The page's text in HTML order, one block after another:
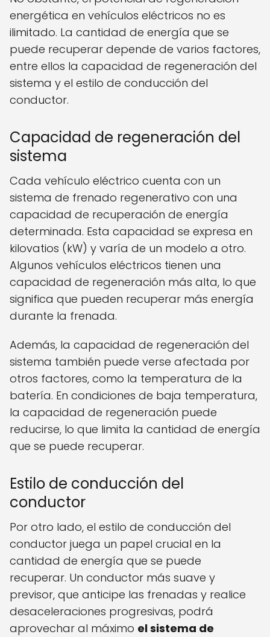
energética en vehículos eléctricos no es
ilimitado. La cantidad de energía que se
puede recuperar depende de varios factores,
entre ellos la capacidad de regeneración del
sistema y el estilo de conducción del
conductor.
Capacidad de regeneración del
sistema
Cada vehículo eléctrico cuenta con un
sistema de frenado regenerativo con una
capacidad de recuperación de energía
determinada. Esta capacidad se expresa en
kilovatios (kW) y varía de un modelo a otro.
Algunos vehículos eléctricos tienen una
capacidad de regeneración más alta, lo que
significa que pueden recuperar más energía
durante la frenada.
Además, la capacidad de regeneración del
sistema también puede verse afectada por
otros factores, como la temperatura de la
batería. En condiciones de baja temperatura,
la capacidad de regeneración puede
reducirse, lo que limita la cantidad de energía
que se puede recuperar.
Estilo de conducción del
conductor
Por otro lado, el estilo de conducción del
conductor juega un papel crucial en la
cantidad de energía que se puede
recuperar. Un conductor más suave y
previsor, que anticipe las frenadas y realice
desaceleraciones progresivas, podrá
aprovechar al máximo el sistema de